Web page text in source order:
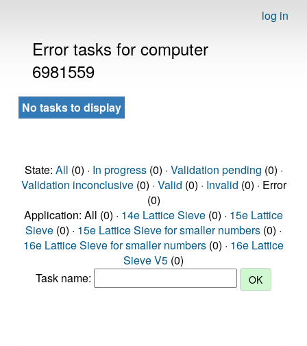
log in
Error tasks for computer
6981559
No tasks to display
State: All (0) · In progress(0) · Validation pending (0) ·
Validation inconclusive(0) · Valid (0) · Invalid (0) · Error
(0)
Application: All (0) · 14e Lattice Sieve (0) · 15e Lattice
Sieve (0) · 15e Lattice Sieve for smaller numbers (0) ·
16e Lattice Sieve for smaller numbers (0) · 16e Lattice
Sieve V5 (0)
Task name: